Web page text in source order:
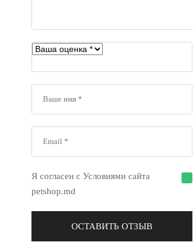
Я согласен с Условиями сайта
petshop.md
ОСТАВИТЬ ОТЗЫВ